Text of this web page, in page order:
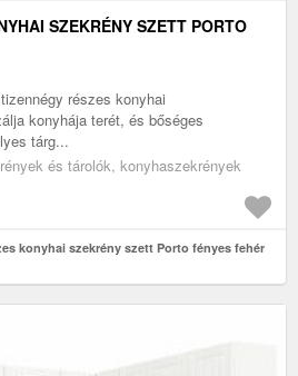
SZEKRÉNY SZETT PORTO
részes konyhai
konyhája terét, és bőséges
tárg...
és tárolók, konyhaszekrények
konyhai szekrény szett Porto fényes fehér